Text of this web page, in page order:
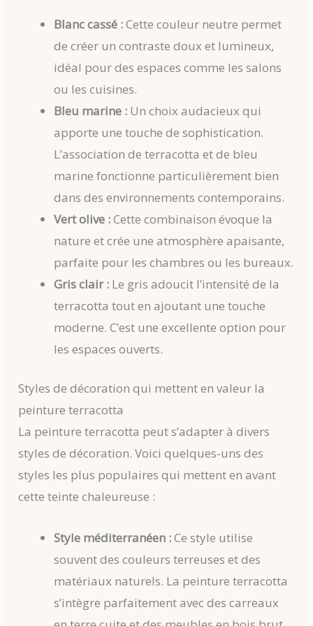
Blanc cassé :Cette couleur neutre permet
de créer un contraste doux et lumineux,
idéal pour des espaces comme les salons
ou les cuisines.
Bleu marine : Un choix audacieux qui
apporte une touche de sophistication.
L’association de terracotta et de bleu
marine fonctionne particulièrement bien
dans des environnements contemporains.
Vert olive :Cette combinaison évoque la
nature et crée une atmosphère apaisante,
parfaite pour les chambres ou les bureaux.
Gris clair : Le gris adoucit l’intensité de la
terracotta tout en ajoutant une touche
moderne. C’est une excellente option pour
les espaces ouverts.
Styles de décoration qui mettent en valeur la
peinture terracotta
La peinture terracotta peut s’adapter à divers
styles de décoration. Voici quelques-uns des
styles les plus populaires qui mettent en avant
cette teinte chaleureuse :
Style méditerranéen :Ce style utilise
souvent des couleurs terreuses et des
matériaux naturels. La peinture terracotta
s’intègre parfaitement avec des carreaux